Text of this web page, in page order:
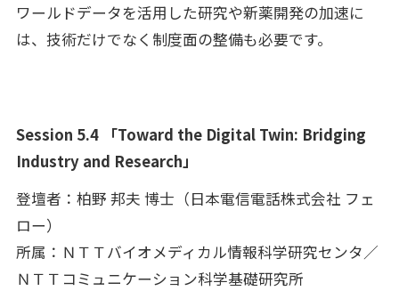
ワールドデータを活用した研究や新薬開発の加速に
は、技術だけでなく制度面の整備も必要です。
Session 5.4 「Toward the Digital Twin: Bridging
Industry and Research」
登壇者：柏野 邦夫 博士（日本電信電話株式会社 フェ
ロー）
所属：ＮＴＴバイオメディカル情報科学研究センタ／
ＮＴＴコミュニケーション科学基礎研究所